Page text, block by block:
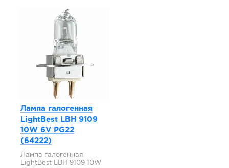
Лампа галогенная
LightBest LBH 9109
10W 6V PG22
(64222)
Лампа галогенная
LightBest LBH 9109 10W